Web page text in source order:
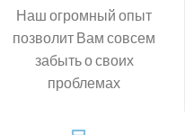
Наш огромный опыт
позволит Вам совсем
забыть о своих
проблемах